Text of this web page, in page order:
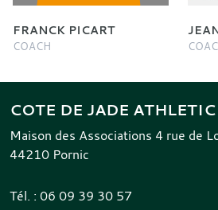
FRANCK PICART
COACH
COTE DE JADE
Maison des Associations 4 rue de
44210 Pornic
Tél. : 06 09 39 30 57